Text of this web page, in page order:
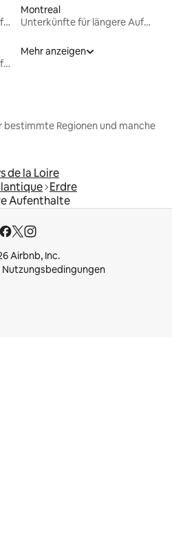
Unterkünfte für längere Aufenthalte
Montreal
Unterkünfte für längere Aufenthalte
Unterkünfte für längere Aufenthalte
Mehr anzeigen
bestimmte Regionen und manche
de la Loire
Erdre
Aufenthalte
Airbnb, Inc.
Nutzungsbedingungen